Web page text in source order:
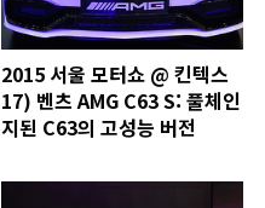
2015 서울 모터쇼 @ 킨텍스
17) 벤츠 AMG C63 S: 풀체인
지된 C63의 고성능 버전